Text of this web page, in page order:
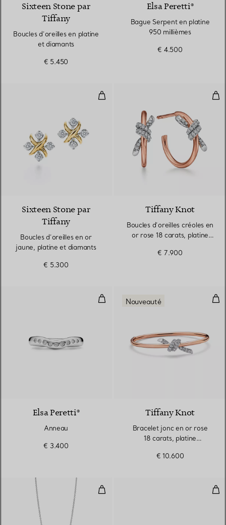
Sixteen Stone par
Tiffany
Boucles d’oreilles en platine
et diamants
€ 5.450
Elsa Peretti®
Bague Serpent en platine
950 millièmes
€ 4.500
Boucles d’oreilles en or jaune,
Sixteen Stone par
Tiffany
Boucles d’oreilles en or
jaune, platine et diamants
€ 5.300
Tiffany Knot
Boucles d’oreilles créoles en
or rose 18 carats, platine
€ 7.900
Anneau
Elsa Peretti®
Anneau
€ 3.400
Nouveauté
Tiffany Knot
Bracelet jonc en or rose
18 carats, platine
€ 10.600
Pendentif Diamonds by the